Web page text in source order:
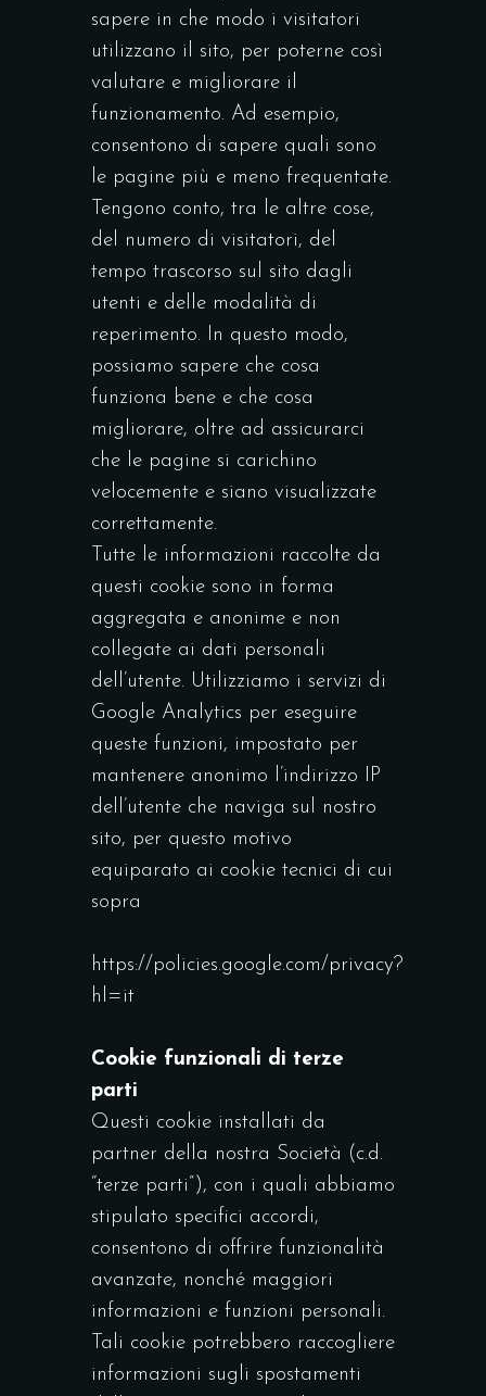
sapere in che modo i visitatori
utilizzano il sito, per poterne così
valutare e migliorare il
funzionamento. Ad esempio,
consentono di sapere quali sono
le pagine più e meno frequentate.
Tengono conto, tra le altre cose,
del numero di visitatori, del
tempo trascorso sul sito dagli
utenti e delle modalità di
reperimento. In questo modo,
possiamo sapere che cosa
funziona bene e che cosa
migliorare, oltre ad assicurarci
che le pagine si carichino
velocemente e siano visualizzate
correttamente.
Tutte le informazioni raccolte da
questi cookie sono in forma
aggregata e anonime e non
collegate ai dati personali
dell’utente. Utilizziamo i servizi di
Google Analytics per eseguire
queste funzioni, impostato per
mantenere anonimo l’indirizzo IP
dell’utente che naviga sul nostro
sito, per questo motivo
equiparato ai cookie tecnici di cui
sopra
https://policies.google.com/privacy?
hl=it
Cookie funzionali di terze
parti
Questi cookie installati da
partner della nostra Società (c.d.
“terze parti”), con i quali abbiamo
stipulato specifici accordi,
consentono di offrire funzionalità
avanzate, nonché maggiori
informazioni e funzioni personali.
Tali cookie potrebbero raccogliere
informazioni sugli spostamenti